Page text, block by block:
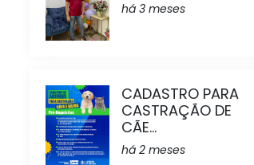
há 3 meses
CADASTRO PARA
CASTRAÇÃO DE
CÃE...
há 2 meses